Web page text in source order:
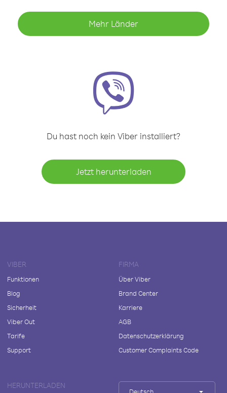
Mehr Länder
Du hast noch kein Viber installiert?
Jetzt herunterladen
VIBER
Funktionen
Blog
Sicherheit
Viber Out
Tarife
Support
FIRMA
Über Viber
Brand Center
Karriere
AGB
Datenschutzerklärung
Customer Complaints Code
HERUNTERLADEN